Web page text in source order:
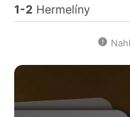
1-2 Hermelíny